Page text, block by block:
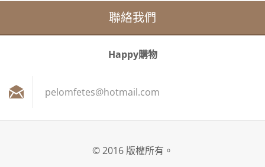
聯絡我們
Happy購物
pelomfetes@hotmail.com
© 2016 版權所有。